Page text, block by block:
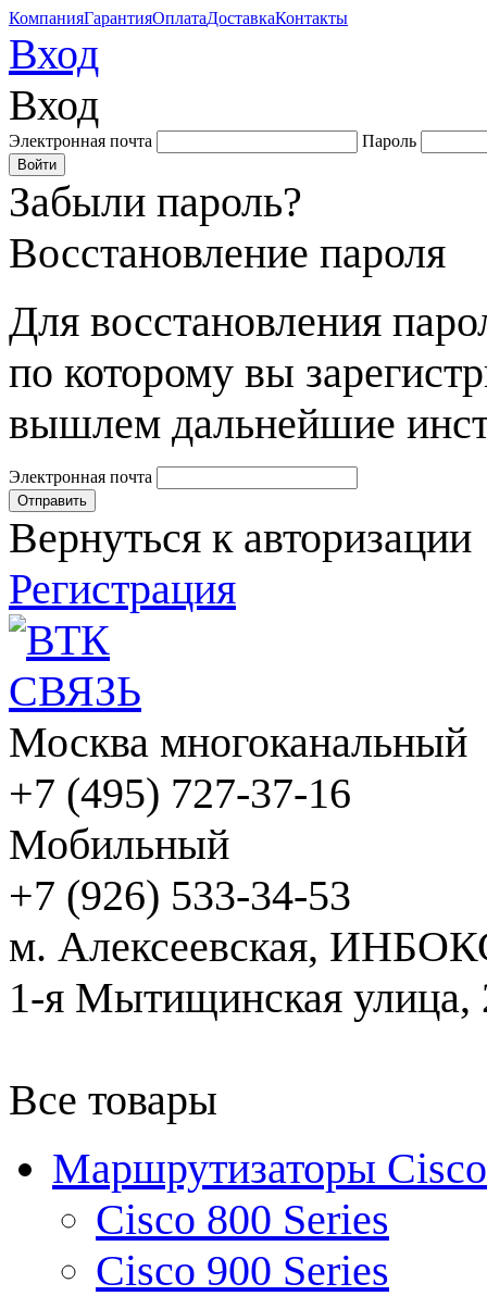
КомпанияГарантияОплатаДоставкаКонтакты
Вход
Вход
Электронная почта Пароль
Забыли пароль?
Восстановление пароля
Для восстановления
по которому вы
вышлем дальнейшие
Электронная почта
Вернуться к авторизации
Регистрация
Москва многоканальный
+7 (495) 727-37-16
Мобильный
+7 (926) 533-34-53
м. Алексеевская,
1-я Мытищинская улица,
Все товары
Маршрутизаторы Cisco
Cisco 800 Series
Cisco 900 Series